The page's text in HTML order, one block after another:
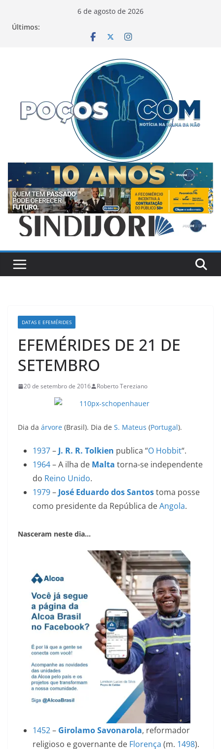
6 de agosto de 2026
Últimos:
DATAS E EFEMÉRIDES
EFEMÉRIDES DE 21 DE
SETEMBRO
20 de setembro de 2016 Roberto Tereziano
Dia da árvore (Brasil). Dia de S. Mateus (Portugal).
1937– J. R. R. Tolkien publica “O Hobbit“.
1964– A ilha de Malta torna-se independente
do Reino Unido.
1979– José Eduardo dos Santostoma posse
como presidente da República deAngola.
Nasceram neste dia…
1452– Girolamo Savonarola, reformador
religioso e governante de Florença (m. 1498).